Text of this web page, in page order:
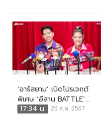
‘อาร์สยาม’ เปิดโปรเจกต์
พิเศษ ‘อีสาน BATTLE’...
17:34 น.
29 ส.ค. 2567